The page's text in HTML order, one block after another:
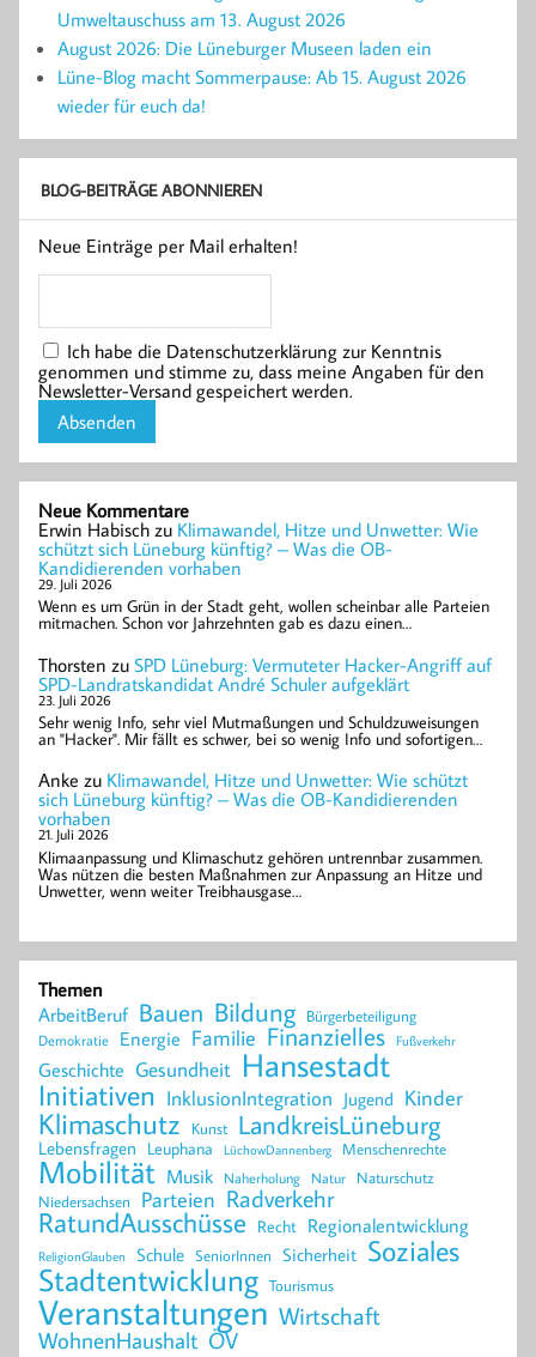
Umweltauschuss am 13. August 2026
August 2026: Die Lüneburger Museen laden ein
Lüne-Blog macht Sommerpause: Ab 15. August 2026
wieder für euch da!
BLOG-BEITRÄGE ABONNIEREN
Neue Einträge per Mail erhalten!
Ich habe die Datenschutzerklärung zur Kenntnis
genommen und stimme zu, dass meine Angaben für den
Newsletter-Versand gespeichert werden.
Neue Kommentare
Erwin Habisch zu Klimawandel, Hitze und Unwetter: Wie
schützt sich Lüneburg künftig? – Was die OB-
Kandidierenden vorhaben
29. Juli 2026
Wenn es um Grün in der Stadt geht, wollen scheinbar alle Parteien
mitmachen. Schon vor Jahrzehnten gab es dazu einen…
Thorsten zu SPD Lüneburg: Vermuteter Hacker-Angriff auf
SPD-Landratskandidat André Schuler aufgeklärt
23. Juli 2026
Sehr wenig Info, sehr viel Mutmaßungen und Schuldzuweisungen
an "Hacker". Mir fällt es schwer, bei so wenig Info und sofortigen…
Anke zu Klimawandel, Hitze und Unwetter: Wie schützt
sich Lüneburg künftig? – Was die OB-Kandidierenden
vorhaben
21. Juli 2026
Klimaanpassung und Klimaschutz gehören untrennbar zusammen.
Was nützen die besten Maßnahmen zur Anpassung an Hitze und
Unwetter, wenn weiter Treibhausgase…
Themen
ArbeitBeruf Bauen Bildung Bürgerbeteiligung
Demokratie Energie Familie Finanzielles Fußverkehr
Geschichte Gesundheit Hansestadt
Initiativen InklusionIntegration Jugend Kinder
Klimaschutz Kunst LandkreisLüneburg
Lebensfragen Leuphana LüchowDannenberg Menschenrechte
Mobilität Musik Naherholung Natur Naturschutz
Niedersachsen Parteien Radverkehr
RatundAusschüsse Recht Regionalentwicklung
ReligionGlauben Schule SeniorInnen Sicherheit Soziales
Stadtentwicklung Tourismus
Veranstaltungen Wirtschaft
WohnenHaushalt ÖV